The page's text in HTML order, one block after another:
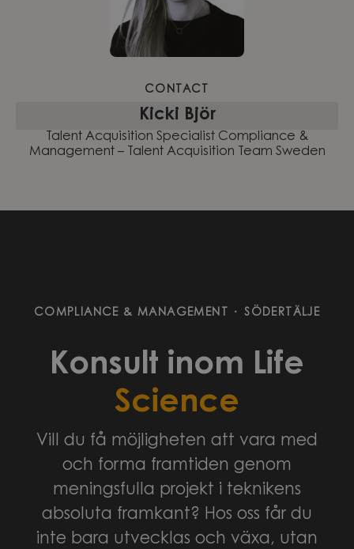
CONTACT
Kicki Björ
Talent Acquisition Specialist Compliance &
Management – Talent Acquisition Team Sweden
COMPLIANCE & MANAGEMENT · SÖDERTÄLJE
Konsult inom Life
Science
Vill du få möjligheten att vara med
och forma framtiden genom
meningsfulla projekt i teknikens
absoluta framkant? Hos oss får du
inte bara utvecklas och växa, utan